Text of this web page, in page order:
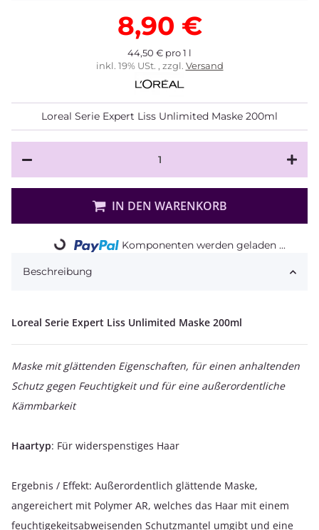
8,90 €
44,50 € pro 1 l
inkl. 19% USt. , zzgl. Versand
Loreal Serie Expert Liss Unlimited Maske 200ml
IN DEN WARENKORB
Loading... Komponenten werden geladen ...
Beschreibung
Loreal Serie Expert Liss Unlimited Maske 200ml
Maske mit glättenden Eigenschaften, für einen anhaltenden
Schutz gegen Feuchtigkeit und für eine außerordentliche
Kämmbarkeit
Haartyp: Für widerspenstiges Haar
Ergebnis / Effekt: Außerordentlich glättende Maske,
angereichert mit Polymer AR, welches das Haar mit einem
feuchtigekeitsabweisenden Schutzmantel umgibt und eine